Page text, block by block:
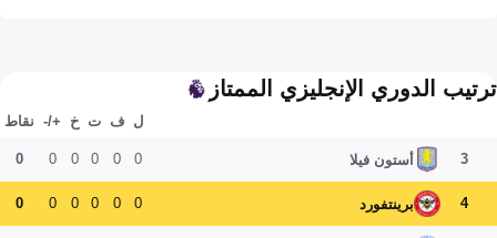
ترتيب الدوري الإنجليزي الممتاز
ل ف ت خ +/- نقاط
3 أستون فيلا 0
0
0
0
0
0
4 برينتفورد 0
0
0
0
0
0